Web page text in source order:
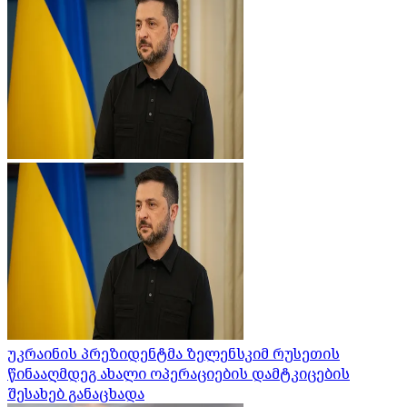
უკრაინის პრეზიდენტმა ზელენსკიმ რუსეთის
წინააღმდეგ ახალი ოპერაციების დამტკიცების
შესახებ განაცხადა